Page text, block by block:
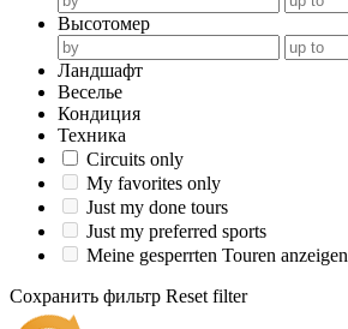
Высотомер
Ландшафт
Веселье
Кондиция
Техника
Circuits only
My favorites only
Just my done tours
Just my preferred sports
Meine gesperrten Touren anzeigen
Сохранить фильтр Reset filter